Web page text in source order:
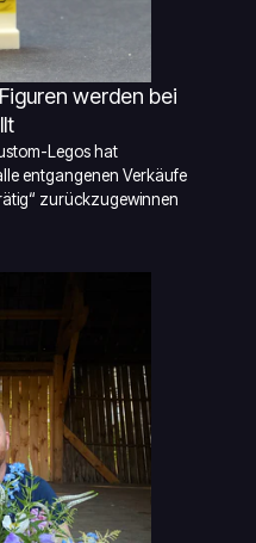
werden bei
Legos hat
entgangenen Verkäufe
zurückzugewinnen